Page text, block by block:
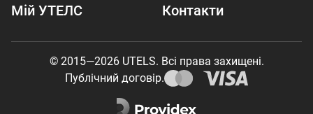
Мій УТЕЛС
Контакти
© 2015—2026 UTELS. Всі права захищені.
Публічний договір.